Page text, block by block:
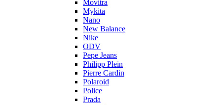
Movitra
Mykita
Nano
New Balance
Nike
ODV
Pepe Jeans
Philipp Plein
Pierre Cardin
Polaroid
Police
Prada